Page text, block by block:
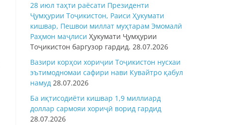
28 июл таҳти раёсати Президенти
Ҷумҳурии Тоҷикистон, Раиси Ҳукумати
кишвар, Пешвои миллат муҳтарам Эмомалӣ
Раҳмон маҷлиси Ҳукумати Ҷумҳурии
Тоҷикистон баргузор гардид. 28.07.2026
Вазири корҳои хориҷии Тоҷикистон нусхаи
эътимодномаи сафири нави Кувайтро қабул
намуд 28.07.2026
Ба иқтисодиёти кишвар 1,9 миллиард
доллар сармояи хориҷӣ ворид гардид
28.07.2026